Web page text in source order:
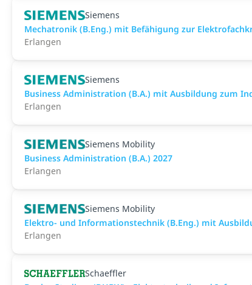
Siemens
Mechatronik (B.Eng.) mit Befähigung zur
Erlangen
Siemens
Business Administration (B.A.) mit Ausbildung zum
Erlangen
Siemens Mobility
Business Administration (B.A.) 2027
Erlangen
Siemens Mobility
Elektro- und Informationstechnik (B.Eng.) mit
Erlangen
Schaeffler